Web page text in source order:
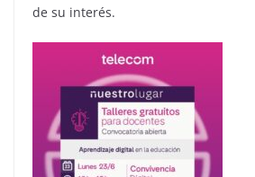
de su interés.